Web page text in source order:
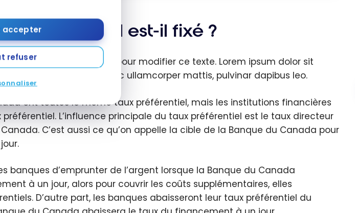
accepter
refuser
préférentiel est-il fixé ?
sur le bouton d’édition pour modifier ce texte. Lorem ipsum dolor sit
Ut elit tellus, luctus nec ullamcorper mattis, pulvinar dapibus leo.
ont toutes le même taux préférentiel, mais les institutions financières
L’influence principale du taux préférentiel est le taux directeur
C’est aussi ce qu’on appelle la cible de la Banque du Canada pour
banques d’emprunter de l’argent lorsque la Banque du Canada
à un jour, alors pour couvrir les coûts supplémentaires, elles
D’autre part, les banques abaisseront leur taux préférentiel du